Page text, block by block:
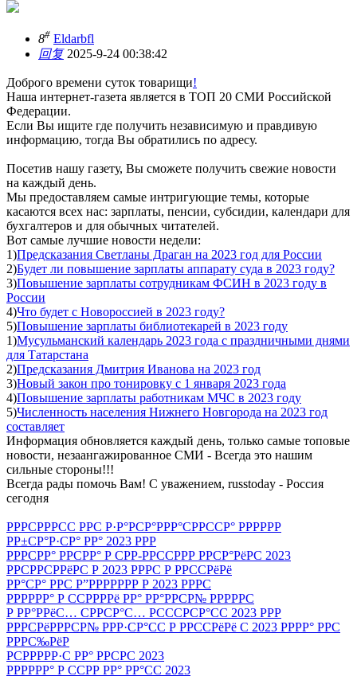
8# Eldarbfl
回复2025-9-24 00:38:42
Доброго времени суток товарищи!
Наша интернет-газета является в ТОП 20 СМИ Российской
Федерации.
Если Вы ищите где получить независимую и правдивую
информацию, тогда Вы обратились по адресу.
Посетив нашу газету, Вы сможете получить свежие новости
на каждый день.
Мы предоставляем самые интригующие темы, которые
касаются всех нас: зарплаты, пенсии, субсидии, календари для
бухгалтеров и для обычных читателей.
Вот самые лучшие новости недели:
1)Предсказания Светланы Драган на 2023 год для России
2)Будет ли повышение зарплаты аппарату суда в 2023 году?
3)Повышение зарплаты сотрудникам ФСИН в 2023 году в
России
4)Что будет с Новороссией в 2023 году?
5)Повышение зарплаты библиотекарей в 2023 году
1)Мусульманский календарь 2023 года с праздничными днями
для Татарстана
2)Предсказания Дмитрия Иванова на 2023 год
3)Новый закон про тонировку с 1 января 2023 года
4)Повышение зарплаты работникам МЧС в 2023 году
5)Численность населения Нижнего Новгорода на 2023 год
составляет
Информация обновляется каждый день, только самые топовые
новости, незаангажированное СМИ - Всегда это нашим
сильные стороны!!!
Всегда рады помочь Вам! С уважением, russtoday - Россия
сегодня
РРРСРРРСС РРС Р·Р°РСР°РРР°СРРССР° РРРРРР
РР±СР°Р·СР° РР° 2023 РРР
РРРСРР° РРСРР° Р СРР-РРССРРР РРСР°РёРС 2023
РРСРРСРРёРС Р 2023 РРРС Р РРССРёРё
РР°СР° РРС Р”РРРРРРР Р 2023 РРРС
РРРРРР° Р ССРРРРё РР° РР°РРСР№ РРРРРС
Р РР°РРёС… СРРСР°С… РСССРСР°СС 2023 РРР
РРРСРёРРРСР№ РРР·СР°СС Р РРССРёРё С 2023 РРРР° РРС
РРРС‰РёР
РСРРРРР·С РР° РРСРС 2023
РРРРРР° Р ССРР РР° РР°СС 2023